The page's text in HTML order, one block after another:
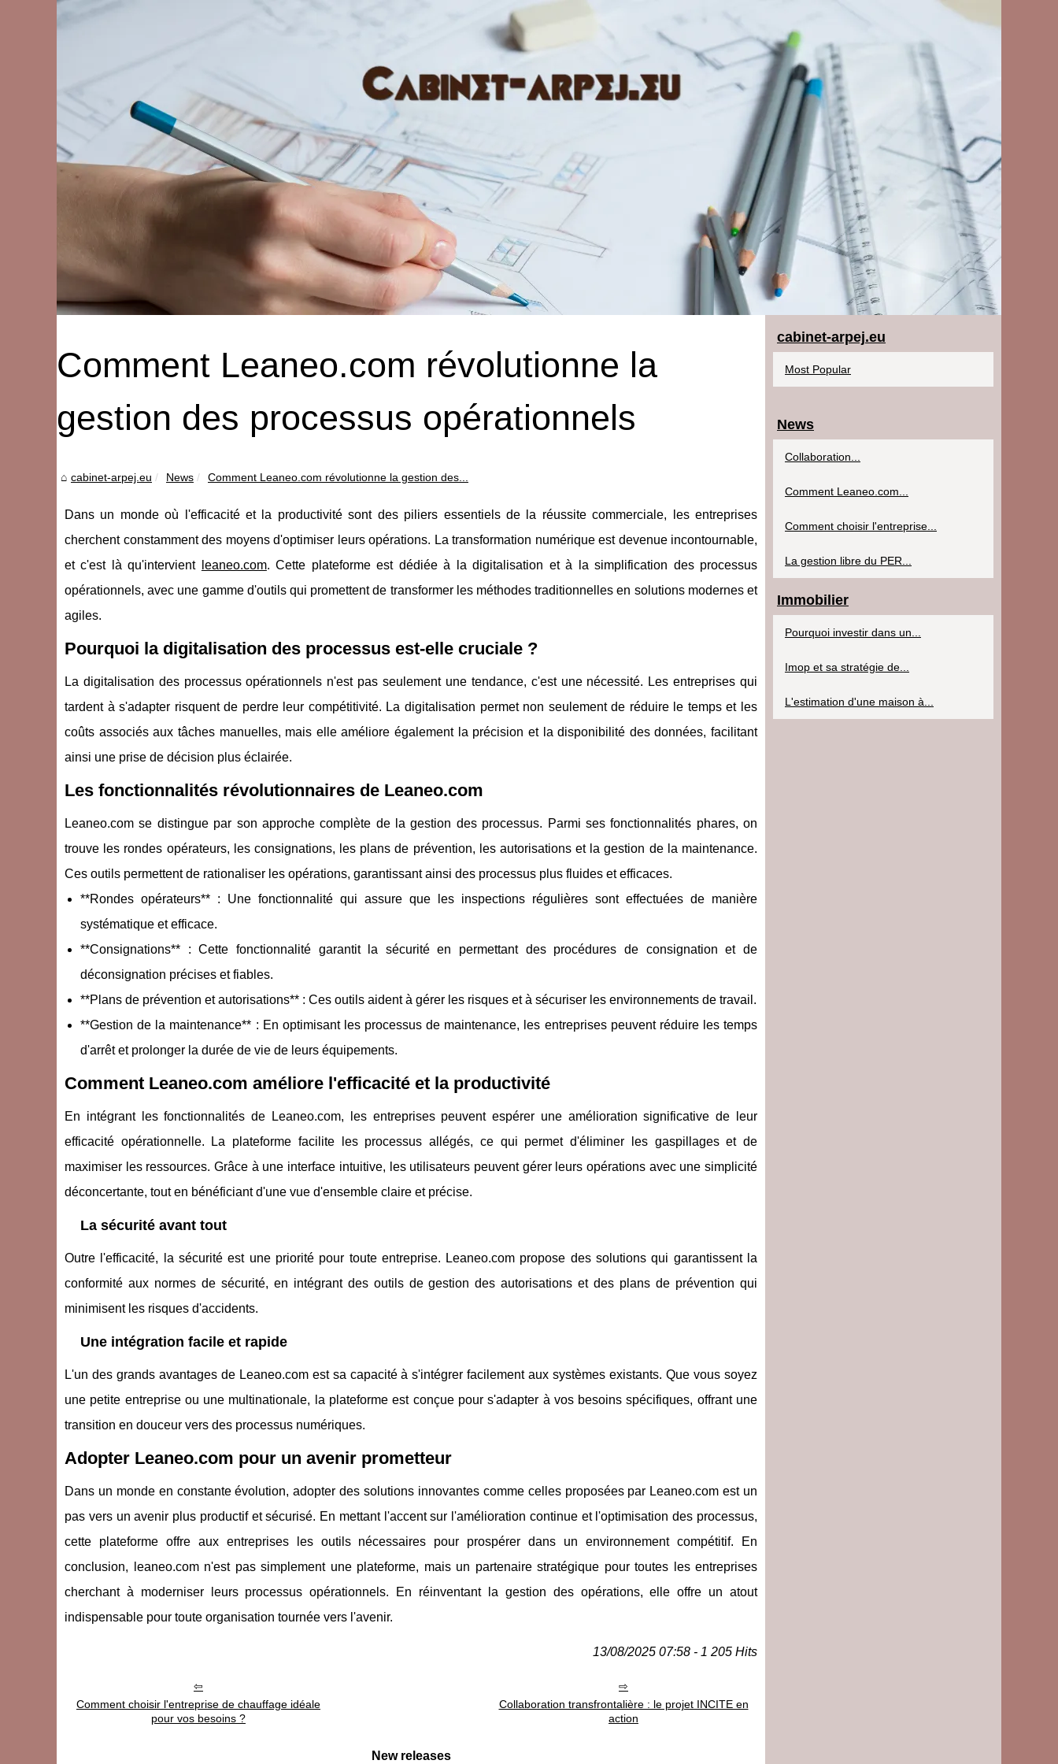
Comment Leaneo.com révolutionne la
gestion des processus opérationnels
cabinet-arpej.eu News Comment Leaneo.com révolutionne la gestion des...
Dans un monde où l'efficacité et la productivité sont des piliers essentiels de la réussite commerciale, les entreprises
cherchent constamment des moyens d'optimiser leurs opérations. La transformation numérique est devenue incontournable,
et c'est là qu'intervient
leaneo.com. Cette plateforme est dédiée à la digitalisation et à la simplification des processus
opérationnels, avec une gamme d'outils qui promettent de transformer les méthodes traditionnelles en solutions modernes et
agiles.
Pourquoi la digitalisation des processus est-elle cruciale ?
La digitalisation des processus opérationnels n'est pas seulement une tendance, c'est une nécessité. Les entreprises qui
tardent à s'adapter risquent de perdre leur compétitivité. La digitalisation permet non seulement de réduire le temps et les
coûts associés aux tâches manuelles, mais elle améliore également la précision et la disponibilité des données, facilitant
ainsi une prise de décision plus éclairée.
Les fonctionnalités révolutionnaires de Leaneo.com
Leaneo.com se distingue par son approche complète de la gestion des processus. Parmi ses fonctionnalités phares, on
trouve les rondes opérateurs, les consignations, les plans de prévention, les autorisations et la gestion de la maintenance.
Ces outils permettent de rationaliser les opérations, garantissant ainsi des processus plus fluides et efficaces.
**Rondes opérateurs** : Une fonctionnalité qui assure que les inspections régulières sont effectuées de manière
systématique et efficace.
**Consignations** : Cette fonctionnalité garantit la sécurité en permettant des procédures de consignation et de
déconsignation précises et fiables.
**Plans de prévention et autorisations** : Ces outils aident à gérer les risques et à sécuriser les environnements de travail.
**Gestion de la maintenance** : En optimisant les processus de maintenance, les entreprises peuvent réduire les temps
d'arrêt et prolonger la durée de vie de leurs équipements.
Comment Leaneo.com améliore l'efficacité et la productivité
En intégrant les fonctionnalités de Leaneo.com, les entreprises peuvent espérer une amélioration significative de leur
efficacité opérationnelle. La plateforme facilite les processus allégés, ce qui permet d'éliminer les gaspillages et de
maximiser les ressources. Grâce à une interface intuitive, les utilisateurs peuvent gérer leurs opérations avec une simplicité
déconcertante, tout en bénéficiant d'une vue d'ensemble claire et précise.
La sécurité avant tout
Outre l'efficacité, la sécurité est une priorité pour toute entreprise. Leaneo.com propose des solutions qui garantissent la
conformité aux normes de sécurité, en intégrant des outils de gestion des autorisations et des plans de prévention qui
minimisent les risques d'accidents.
Une intégration facile et rapide
L'un des grands avantages de Leaneo.com est sa capacité à s'intégrer facilement aux systèmes existants. Que vous soyez
une petite entreprise ou une multinationale, la plateforme est conçue pour s'adapter à vos besoins spécifiques, offrant une
transition en douceur vers des processus numériques.
Adopter Leaneo.com pour un avenir prometteur
Dans un monde en constante évolution, adopter des solutions innovantes comme celles proposées par Leaneo.com est un
pas vers un avenir plus productif et sécurisé. En mettant l'accent sur l'amélioration continue et l'optimisation des processus,
cette plateforme offre aux entreprises les outils nécessaires pour prospérer dans un environnement compétitif. En
conclusion, leaneo.com n'est pas simplement une plateforme, mais un partenaire stratégique pour toutes les entreprises
cherchant à moderniser leurs processus opérationnels. En réinventant la gestion des opérations, elle offre un atout
indispensable pour toute organisation tournée vers l'avenir.
13/08/2025 07:58 - 1 205 Hits
Comment choisir l'entreprise de chauffage idéale
pour vos besoins ?
Collaboration transfrontalière : le projet INCITE en
action
New releases
cabinet-arpej.eu
Most Popular
News
Collaboration...
Comment Leaneo.com...
Comment choisir l'entreprise...
La gestion libre du PER...
Immobilier
Pourquoi investir dans un...
Imop et sa stratégie de...
L'estimation d'une maison à...